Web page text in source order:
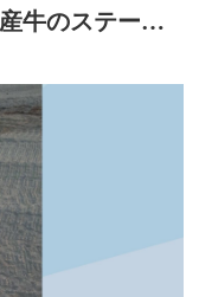
牛のステーキ